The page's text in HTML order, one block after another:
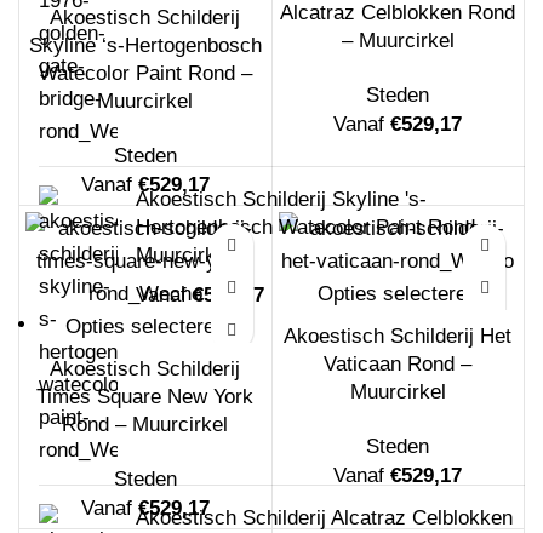
Akoestisch Schilderij
Skyline ‘s-Hertogenbosch
Watecolor Paint Rond –
Muurcirkel
Steden
Vanaf €529,17
Alcatraz Celblokken Rond
– Muurcirkel
Steden
Vanaf€529,17
Opties selecteren
Akoestisch Schilderij
Times Square New York
Rond – Muurcirkel
Steden
Vanaf €529,17
Opties selecteren
Akoestisch Schilderij Het
Vaticaan Rond –
Muurcirkel
Steden
Vanaf€529,17
Akoestisch Schilderij Skyline 's-
Hertogenbosch Watecolor Paint Rond -
Muurcirkel
Vanaf€529,17
Akoestisch Schilderij Alcatraz Celblokken